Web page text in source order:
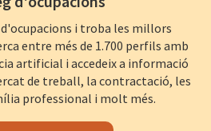
i troba les millors
entre més de 1.700 perfils amb
artificial i accedeix a informació
de treball, la contractació, les
professional i molt més.